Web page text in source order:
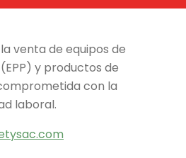
venta de equipos de
y productos de
con la
laboral.